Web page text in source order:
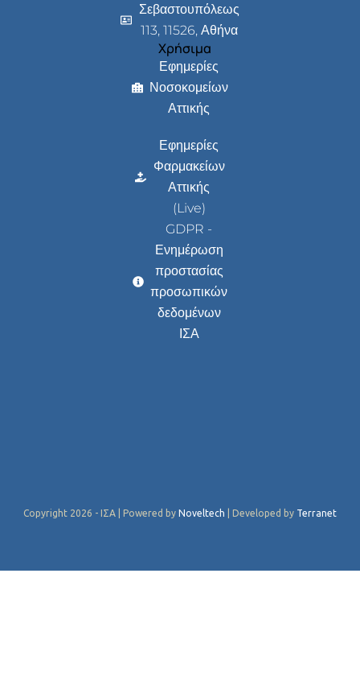
Σεβαστουπόλεως
113, 11526, Αθήνα
Χρήσιμα
Εφημερίες
Νοσοκομείων
Αττικής
Εφημερίες
Φαρμακείων
Αττικής
(Live)
GDPR -
Ενημέρωση
προστασίας
προσωπικών
δεδομένων
ΙΣΑ
Copyright 2026 - ΙΣΑ | Powered by Noveltech | Developed by Terranet